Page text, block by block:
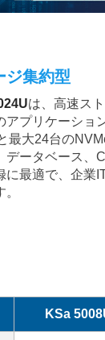
ジ集約型
は、高速ス
アプリケーショ
最大24台の
データベース、
に最適で、企業
KSa